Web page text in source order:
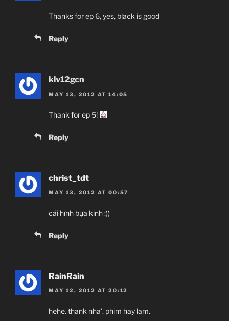
Thanks for ep 6, yes, black is good
Reply
klv12gcn
MAY 13, 2012 AT 14:05
Thank for ep 5!
Reply
christ_tdt
MAY 13, 2012 AT 00:57
cái hình bựa kinh :))
Reply
RainRain
MAY 12, 2012 AT 20:12
hehe. thank nha’. phim hay lam.